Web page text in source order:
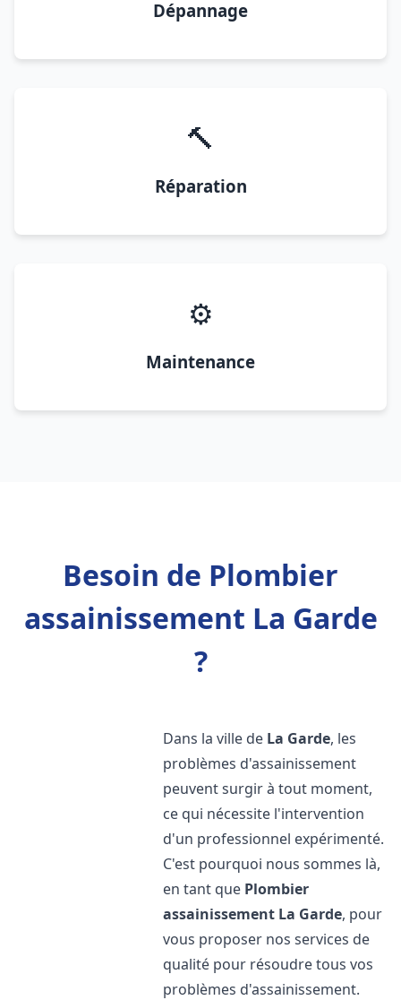
Dépannage
🔨
Réparation
⚙️
Maintenance
Besoin de Plombier
assainissement La Garde
?
Dans la ville de La Garde, les
problèmes d'assainissement
peuvent surgir à tout moment,
ce qui nécessite l'intervention
d'un professionnel expérimenté.
C'est pourquoi nous sommes là,
en tant que Plombier
assainissement La Garde, pour
vous proposer nos services de
qualité pour résoudre tous vos
problèmes d'assainissement.